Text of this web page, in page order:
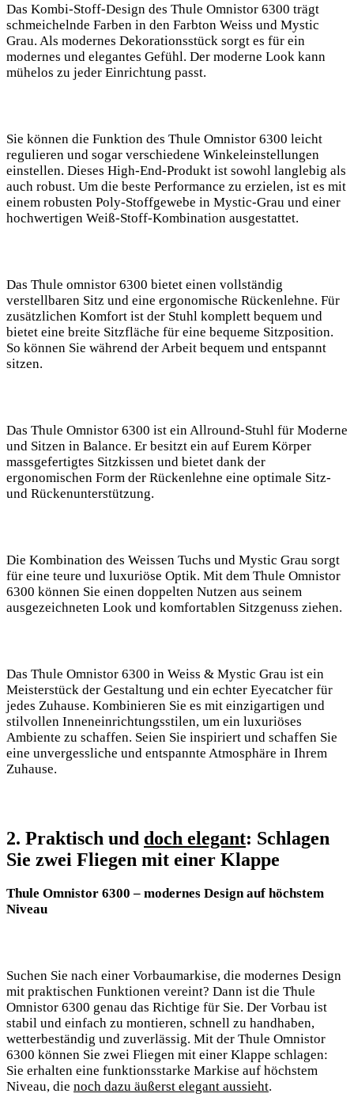
Das Kombi-Stoff-Design des Thule Omnistor 6300 trägt
schmeichelnde Farben in den Farbton Weiss ‍und Mystic
‍Grau. Als modernes Dekorationsstück sorgt es ⁣für ein
modernes und elegantes⁢ Gefühl. Der moderne Look kann
mühelos zu jeder Einrichtung passt.
Sie können die Funktion‍ des Thule ⁢Omnistor 6300 leicht
regulieren und sogar verschiedene Winkeleinstellungen
einstellen. Dieses High-End-Produkt ist sowohl langlebig als
auch robust. Um​ die beste Performance zu erzielen, ist es ​mit
einem robusten Poly-Stoffgewebe in Mystic-Grau und einer
hochwertigen ⁢Weiß-Stoff-Kombination ausgestattet.
Das Thule omnistor ⁢6300 bietet einen vollständig
verstellbaren Sitz und eine ergonomische Rückenlehne. Für
zusätzlichen Komfort⁢ ist der Stuhl ⁤komplett bequem und
bietet eine breite Sitzfläche für eine bequeme Sitzposition.
So ⁤können Sie während der⁤ Arbeit bequem und entspannt
sitzen.‌
Das Thule Omnistor ​6300 ist ein Allround-Stuhl ‌für Moderne
und Sitzen in ⁢Balance. Er ‍besitzt ein auf Eurem Körper
massgefertigtes ⁣Sitzkissen ⁣und bietet dank der
ergonomischen Form der ‍Rückenlehne eine optimale Sitz-
und Rückenunterstützung.
Die Kombination⁤ des Weissen Tuchs und⁤ Mystic Grau sorgt
für eine teure und luxuriöse Optik. Mit dem Thule Omnistor
6300 können Sie einen doppelten Nutzen aus seinem
ausgezeichneten​ Look und komfortablen Sitzgenuss ziehen.
Das‍ Thule Omnistor 6300 in Weiss & Mystic Grau ist ein
Meisterstück der Gestaltung und ein echter Eyecatcher⁢ für⁢
jedes Zuhause. Kombinieren⁢ Sie es⁣ mit einzigartigen und
⁤stilvollen Inneneinrichtungsstilen, um ein luxuriöses
Ambiente zu schaffen.‍ Seien Sie inspiriert und schaffen Sie
eine unvergessliche und entspannte Atmosphäre in Ihrem
Zuhause.
2. Praktisch und doch elegant: Schlagen
Sie zwei​ Fliegen mit einer Klappe
Thule Omnistor 6300 – modernes Design auf höchstem
Niveau
Suchen Sie nach einer Vorbaumarkise, die modernes Design
mit praktischen Funktionen vereint? Dann ist die Thule
Omnistor 6300 genau das Richtige für Sie. Der Vorbau ist
stabil und einfach zu montieren, schnell zu handhaben,
wetterbeständig und zuverlässig. Mit ⁤der Thule Omnistor
6300 können Sie zwei ‍Fliegen mit einer Klappe schlagen:
Sie erhalten eine funktionsstarke Markise auf höchstem
Niveau, die noch dazu äußerst elegant aussieht.